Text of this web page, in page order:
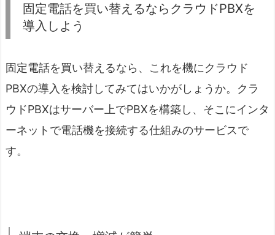
固定電話を買い替えるならクラウドPBXを
導入しよう
固定電話を買い替えるなら、これを機にクラウド
PBXの導入を検討してみてはいかがしょうか。クラ
ウドPBXはサーバー上でPBXを構築し、そこにインタ
ーネットで電話機を接続する仕組みのサービスで
す。